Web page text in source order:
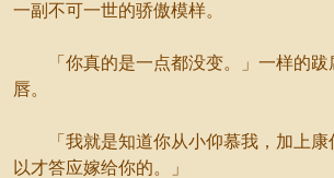
一副不可一世的骄傲模样。
「你真的是一点都没变。」一样的跋
唇。
「我就是知道你从小仰慕我，加上康
以才答应嫁给你的。」